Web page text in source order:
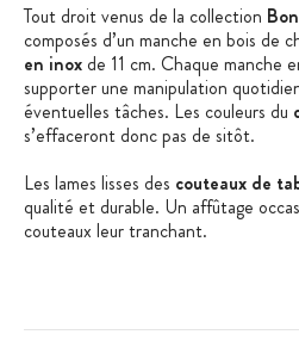
Tout droit venus de la collection
composés d’un manche en bois de
en inox de 11 cm. Chaque manche
supporter une manipulation
éventuelles tâches. Les couleurs du
s’effaceront donc pas de sitôt.
Les lames lisses des couteaux de
qualité et durable. Un affûtage
couteaux leur tranchant.